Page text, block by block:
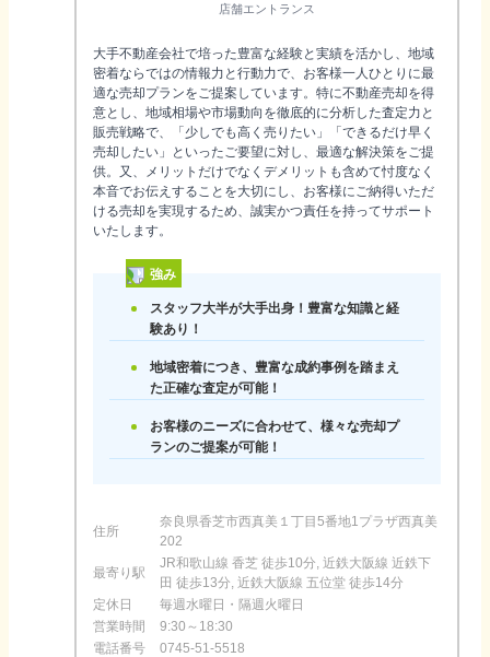
店舗エントランス
大手不動産会社で培った豊富な経験と実績を活かし、地域
密着ならではの情報力と行動力で、お客様一人ひとりに最
適な売却プランをご提案しています。特に不動産売却を得
意とし、地域相場や市場動向を徹底的に分析した査定力と
販売戦略で、「少しでも高く売りたい」「できるだけ早く
売却したい」といったご要望に対し、最適な解決策をご提
供。又、メリットだけでなくデメリットも含めて忖度なく
本音でお伝えすることを大切にし、お客様にご納得いただ
ける売却を実現するため、誠実かつ責任を持ってサポート
いたします。
強み
スタッフ大半が大手出身！豊富な知識と経
験あり！
地域密着につき、豊富な成約事例を踏まえ
た正確な査定が可能！
お客様のニーズに合わせて、様々な売却プ
ランのご提案が可能！
住所
奈良県香芝市西真美１丁目5番地1プラザ西真美
202
最寄り駅
JR和歌山線 香芝 徒歩10分, 近鉄大阪線 近鉄下
田 徒歩13分, 近鉄大阪線 五位堂 徒歩14分
定休日
毎週水曜日・隔週火曜日
営業時間
9:30～18:30
電話番号
0745-51-5518